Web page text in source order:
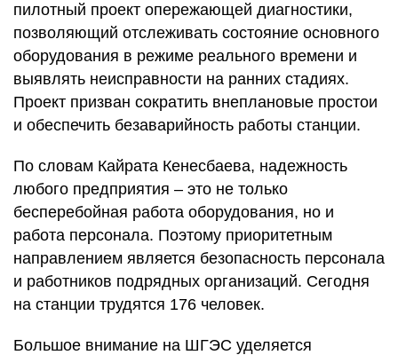
пилотный проект опережающей диагностики,
позволяющий отслеживать состояние основного
оборудования в режиме реального времени и
выявлять неисправности на ранних стадиях.
Проект призван сократить внеплановые простои
и обеспечить безаварийность работы станции.
По словам Кайрата Кенесбаева, надежность
любого предприятия – это не только
бесперебойная работа оборудования, но и
работа персонала. Поэтому приоритетным
направлением является безопасность персонала
и работников подрядных организаций. Сегодня
на станции трудятся 176 человек.
Большое внимание на ШГЭС уделяется